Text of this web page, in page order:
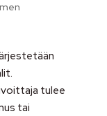
tulee
tai